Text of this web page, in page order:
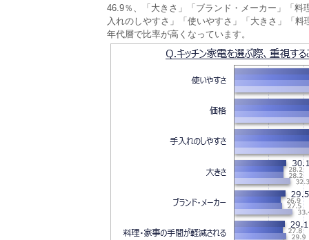
46.9％、「大きさ」「ブランド・メーカー」「
入れのしやすさ」「使いやすさ」「大きさ」「
年代層で比率が高くなっています。